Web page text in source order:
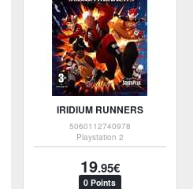
IRIDIUM RUNNERS
5060112740978
Playstation 2
19.95€
0 Points